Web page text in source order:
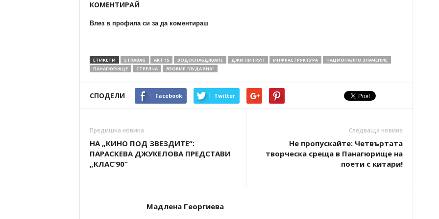
КОМЕНТИРАЙ
Влез в профила си за да коментираш
ЕТИКЕТИ STRABAG АКТ 15 ВОДОСНАБДЯВАНЕ ДЖИ ПИ ГРУП ИНФРАСТРУКТУРА
НАЦИОНАЛНО ЗНАЧЕНИЕ
ПАНАГЮРИЩЕ
СТРЕЛЧА ЯЗОВИР "ЛУДА ЯНА"
СПОДЕЛИ Facebook Twitter
Предишна новина
НА „КИНО ПОД ЗВЕЗДИТЕ“:
ПАРАСКЕВА ДЖУКЕЛОВА ПРЕДСТАВИ
„КЛАС’90“
Следваща новина
Не пропускайте: Четвъртата
творческа среща в Панагюрище на
поети с китари!
Мадлена Георгиева